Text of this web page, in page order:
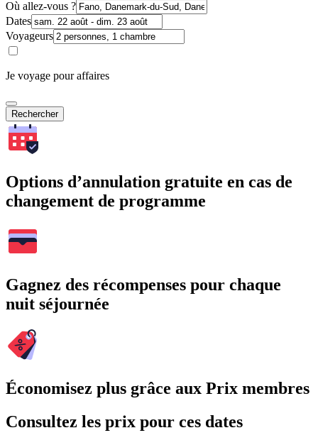
Où allez-vous ?
Dates
Voyageurs
Je voyage pour affaires
Rechercher
Options d’annulation gratuite en cas de
changement de programme
Gagnez des récompenses pour chaque
nuit séjournée
Économisez plus grâce aux Prix membres
Consultez les prix pour ces dates